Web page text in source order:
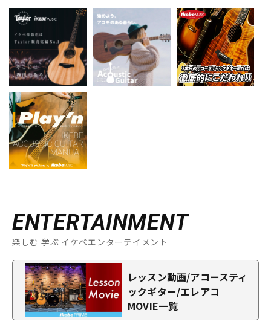
ENTERTAINMENT
楽しむ 学ぶ イケベエンターテイメント
レッスン動画/アコースティ
ックギター/エレアコ
MOVIE一覧